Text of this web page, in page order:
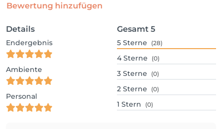
Bewertung hinzufügen
Details
Endergebnis
Ambiente
Personal
Gesamt 5
5 Sterne (28)
4 Sterne (0)
3 Sterne (0)
2 Sterne (0)
1 Stern (0)